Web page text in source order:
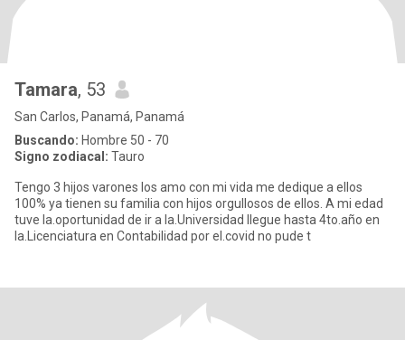
Tamara, 53
San Carlos, Panamá, Panamá
Buscando: Hombre 50 - 70
Signo zodiacal: Tauro
Tengo 3 hijos varones los amo con mi vida me dedique a ellos
100% ya tienen su familia con hijos orgullosos de ellos. A mi edad
tuve la.oportunidad de ir a la.Universidad llegue hasta 4to.año en
la.Licenciatura en Contabilidad por el.covid no pude t